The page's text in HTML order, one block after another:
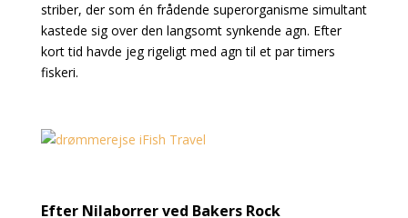
striber, der som én frådende superorganisme simultant
kastede sig over den langsomt synkende agn. Efter
kort tid havde jeg rigeligt med agn til et par timers
fiskeri.
Efter Nilaborrer ved Bakers Rock